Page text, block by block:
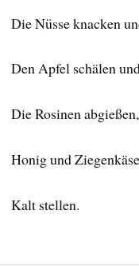
Die Nüsse knacken
Den Apfel schälen
Die Rosinen
Honig und
Kalt stellen.